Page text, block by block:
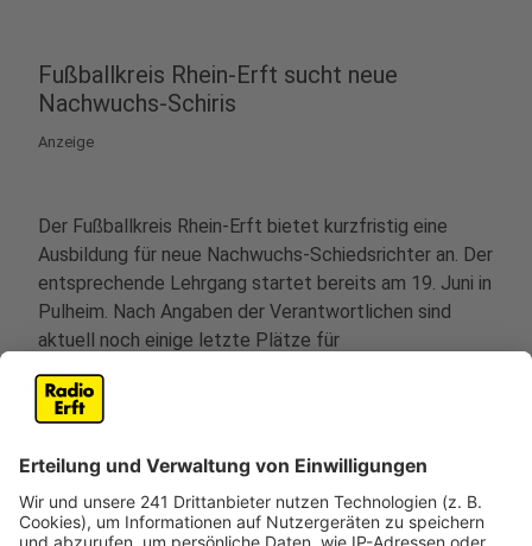
Fußballkreis Rhein-Erft sucht neue
Nachwuchs-Schiris
Anzeige
Der Fußballkreis Rhein-Erft bietet kurzfristig eine
Ausbildung für neue Nachwuchs-Schiedsrichter an. Der
entsprechende Lehrgang startet bereits am 19. Juni in
Pulheim. Nach Angaben der Verantwortlichen sind
aktuell noch einige letzte Plätze für
Kurzentschlossene verfügbar. Veranstaltungsort für
die theoretische und praktische Ausbildung ist das
Abtei Gymnasium in Pulheim. Interessierte Jugendliche
haben hier die Möglichkeit, direkt in den
Schiedsrichter-Dienst einzusteigen.
Das Angebot richtet sich gezielt an